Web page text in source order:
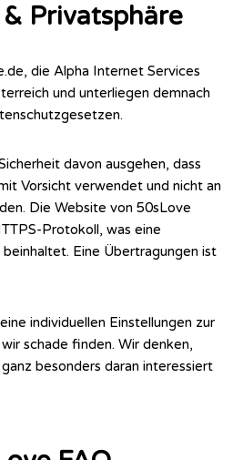
Privatsphäre
die Alpha Internet Services
und unterliegen demnach
davon ausgehen, dass
Vorsicht verwendet und nicht an
Die Website von 50sLove
Protokoll, was eine
Eine Übertragungen ist
individuellen Einstellungen zur
schade finden. Wir denken,
besonders daran interessiert